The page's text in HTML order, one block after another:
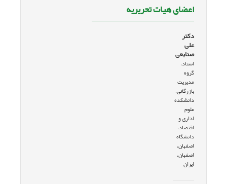
اعضای هیات تحریریه
دکتر
علی
صنایعی
استاد،
گروه
مدیریت
بازرگانی،
دانشکده
علوم
اداری و
اقتصاد،
دانشگاه
اصفهان،
اصفهان،
ایران